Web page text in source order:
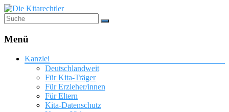
Menü
Kanzlei
Deutschlandweit
Für Kita-Träger
Für Erzieher/innen
Für Eltern
Kita-Datenschutz